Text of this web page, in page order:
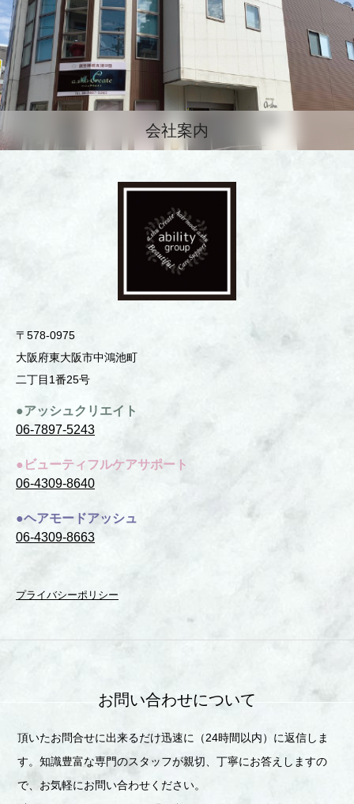
会社案内
〒578-0975
⼤阪府東⼤阪市中鴻池町
⼆丁⽬1番25号
●アッシュクリエイト
06-7897-5243
●ビューティフルケアサポート
06-4309-8640
●ヘアモードアッシュ
06-4309-8663
プライバシーポリシー
お問い合わせについて
頂いたお問合せに出来るだけ迅速に（24時間以内）に返信しま
す。知識豊富な専門のスタッフが親切、丁寧にお答えしますの
で、お気軽にお問い合わせください。